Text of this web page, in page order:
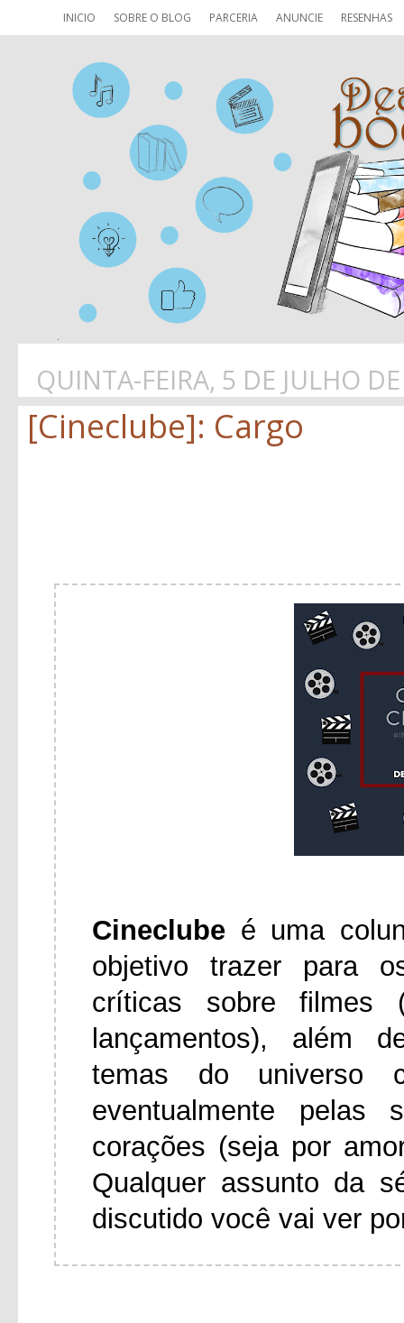
INICIO SOBRE O BLOG PARCERIA ANUNCIE RESENHAS
QUINTA-FEIRA, 5 DE JULHO
[Cineclube]: Cargo
Cineclube é uma
objetivo trazer para
críticas sobre
lançamentos), além
temas do universo
eventualmente pelas
corações (seja por
Qualquer assunto da
discutido você vai ver